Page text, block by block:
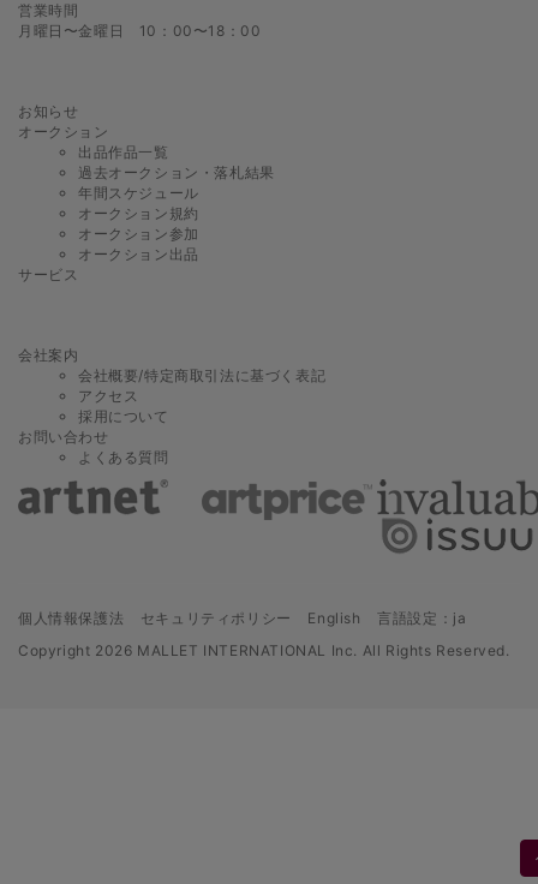
営業時間
月曜日〜金曜日 10：00〜18：00
お知らせ
オークション
出品作品一覧
過去オークション・落札結果
年間スケジュール
オークション規約
オークション参加
オークション出品
サービス
会社案内
会社概要/特定商取引法に基づく表記
アクセス
採用について
お問い合わせ
よくある質問
個人情報保護法 セキュリティポリシー English
言語設定：ja
Copyright 2026 MALLET INTERNATIONAL Inc. All Rights Reserved.